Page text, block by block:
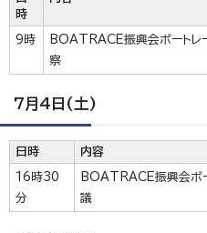
時
9時
BOATRACE振興会ボートレ
察
7月4日(土)
日時 内容
16時30
分
BOATRACE振興会ボー
議